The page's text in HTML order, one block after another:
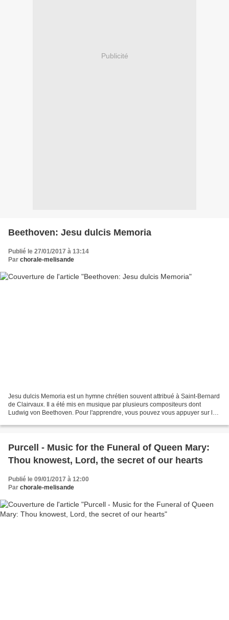
Publicité
Beethoven: Jesu dulcis Memoria
Publié le 27/01/2017 à 13:14
Par chorale-melisande
Jesu dulcis Memoria est un hymne chrétien souvent attribué à Saint-Bernard
de Clairvaux. Il a été mis en musique par plusieurs compositeurs dont
Ludwig von Beethoven. Pour l'apprendre, vous pouvez vous appuyer sur le
Purcell - Music for the Funeral of Queen Mary:
Thou knowest, Lord, the secret of our hearts
Publié le 09/01/2017 à 12:00
Par chorale-melisande